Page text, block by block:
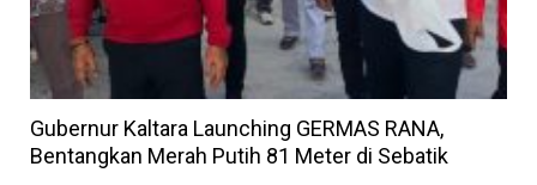
Gubernur Kaltara Launching GERMAS RANA,
Bentangkan Merah Putih 81 Meter di Sebatik